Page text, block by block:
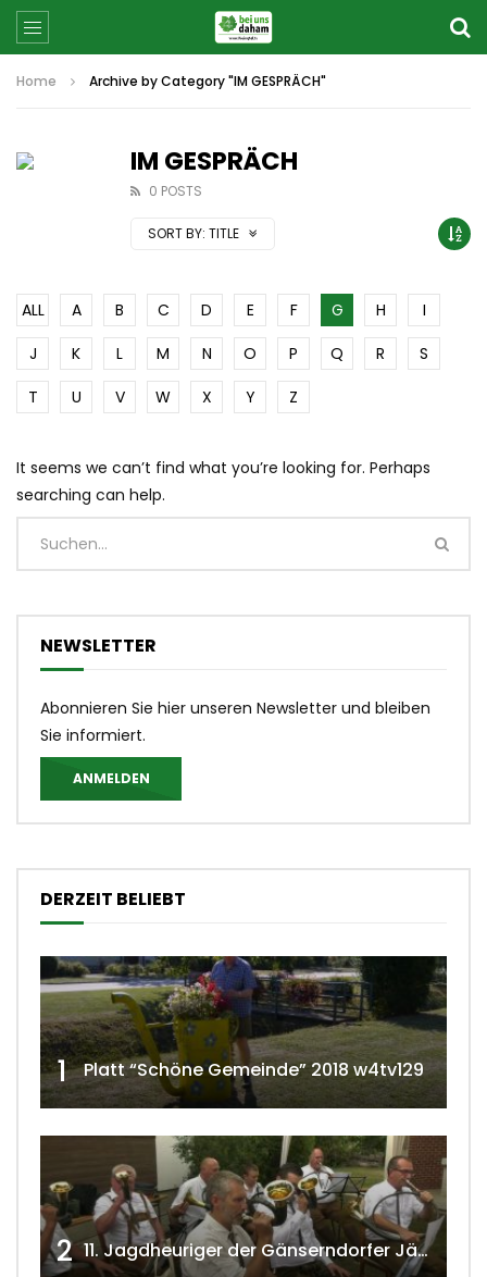
Home Archive by Category "IM GESPRÄCH"
IM GESPRÄCH
0 POSTS
SORT BY: TITLE
ALL A B C D E F G H
I
J
K L M N O P Q R
S
T
U V W X Y Z
It seems we can’t find what you’re looking for. Perhaps
searching can help.
NEWSLETTER
Abonnieren Sie hier unseren Newsletter und bleiben
Sie informiert.
ANMELDEN
DERZEIT BELIEBT
1 Platt “Schöne Gemeinde” 2018 w4tv129
2 11. Jagdheuriger der Gänserndorfer Jäger 2020 w4tv166